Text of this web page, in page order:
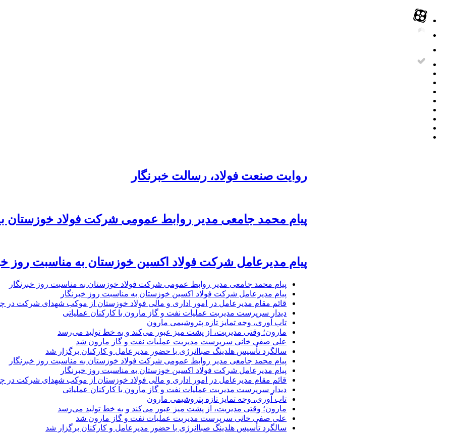
روایت صنعت فولاد،‌ رسالت خبرنگار
پیام محمد جامعی مدیر روابط عمومی شرکت فولاد خوزستان
پیام مدیرعامل شرکت فولاد اکسین خوزستان به مناسبت روز
پیام محمد جامعی مدیر روابط عمومی شرکت فولاد خوزستان به مناسبت روز خبرنگار
پیام مدیرعامل شرکت فولاد اکسین خوزستان به مناسبت روز خبرنگار
قائم مقام مدیرعامل در امور اداری و مالی فولاد خوزستان از موکب شهدای شرکت در
دیدار سرپرست مدیریت عملیات نفت و گاز مارون با کارکنان عملیاتی
تاب آوری، وجه تمایز تازه پتروشیمی مارون
مارون؛ وقتی مدیریت، از پشت میز عبور می‌کند و به خط تولید می‌رسد
علی صفی خانی سرپرست مدیریت عملیات نفت و گاز مارون شد
سالگرد تأسیس هلدینگ صباانرژی با حضور مدیرعامل و کارکنان برگزار شد
پیام محمد جامعی مدیر روابط عمومی شرکت فولاد خوزستان به مناسبت روز خبرنگار
پیام مدیرعامل شرکت فولاد اکسین خوزستان به مناسبت روز خبرنگار
قائم مقام مدیرعامل در امور اداری و مالی فولاد خوزستان از موکب شهدای شرکت در
دیدار سرپرست مدیریت عملیات نفت و گاز مارون با کارکنان عملیاتی
تاب آوری، وجه تمایز تازه پتروشیمی مارون
مارون؛ وقتی مدیریت، از پشت میز عبور می‌کند و به خط تولید می‌رسد
علی صفی خانی سرپرست مدیریت عملیات نفت و گاز مارون شد
سالگرد تأسیس هلدینگ صباانرژی با حضور مدیرعامل و کارکنان برگزار شد